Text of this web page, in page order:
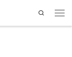
Search